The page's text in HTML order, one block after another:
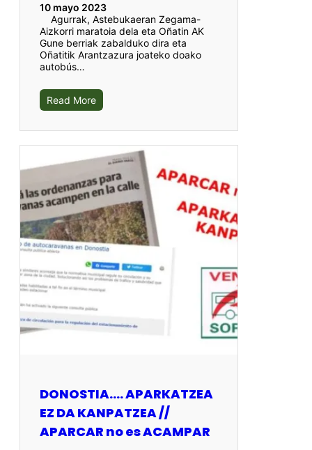
10 mayo 2023
Agurrak, Astebukaeran Zegama-
Aizkorri maratoia dela eta Oñatin AK
Gune berriak zabalduko dira eta
Oñatitik Arantzazura joateko doako
autobús…
Read More
DONOSTIA…. APARKATZEA
EZ DA KANPATZEA //
APARCAR no es ACAMPAR